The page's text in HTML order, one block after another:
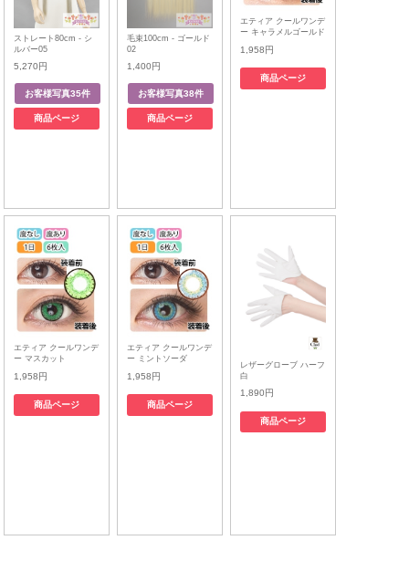
ストレート80cm - シ
ルバー05
5,270円
商品ページ
毛束100cm - ゴールド
02
1,400円
商品ページ
エティア クールワンデ
ー キャラメルゴールド
1,958円
商品ページ
エティア クールワンデ
ー マスカット
1,958円
商品ページ
エティア クールワンデ
ー ミントソーダ
1,958円
商品ページ
レザーグローブ ハーフ
白
1,890円
商品ページ